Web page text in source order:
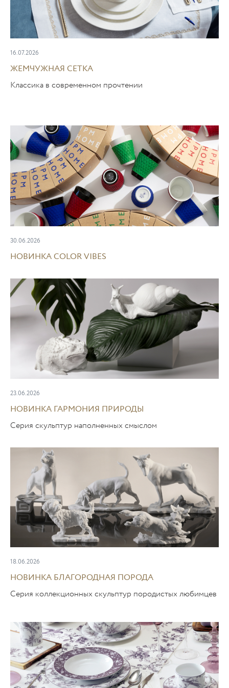
16.07.2026
ЖЕМЧУЖНАЯ СЕТКА
Классика в современном прочтении
30.06.2026
НОВИНКА COLOR VIBES
23.06.2026
НОВИНКА ГАРМОНИЯ ПРИРОДЫ
Серия скульптур наполненных смыслом
18.06.2026
НОВИНКА БЛАГОРОДНАЯ ПОРОДА
Серия коллекционных скульптур породистых любимцев